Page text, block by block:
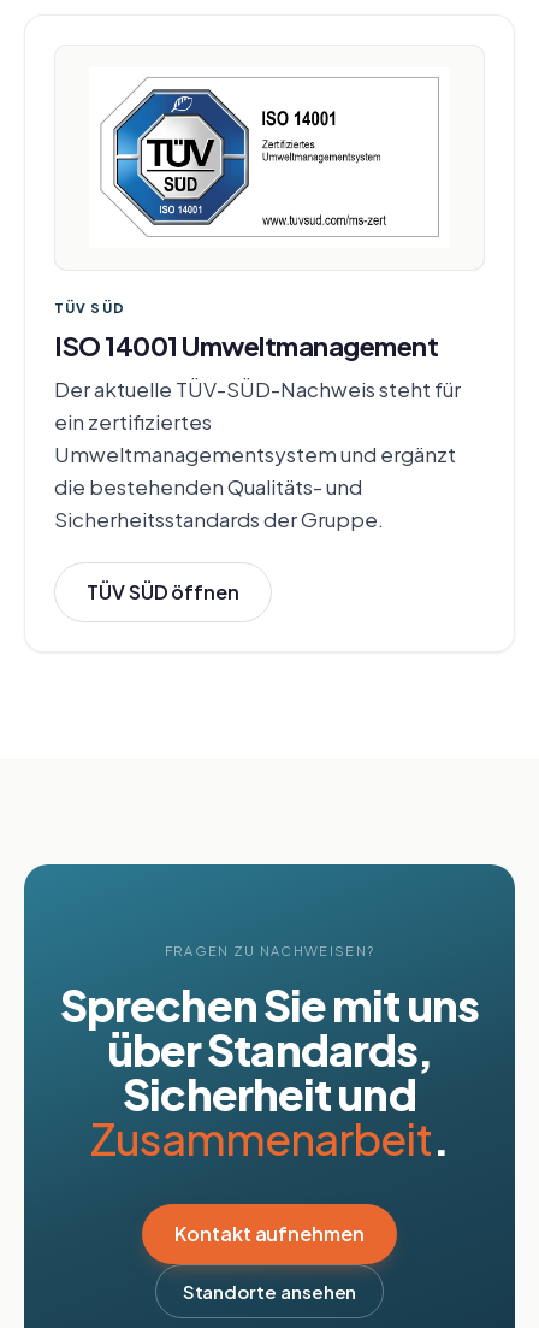
TÜV SÜD
ISO 14001 Umweltmanagement
Der aktuelle TÜV-SÜD-Nachweis steht für
ein zertifiziertes
Umweltmanagementsystem und ergänzt
die bestehenden Qualitäts- und
Sicherheitsstandards der Gruppe.
TÜV SÜD öffnen
FRAGEN ZU NACHWEISEN?
Sprechen Sie mit uns
über Standards,
Sicherheit und
Zusammenarbeit.
Kontakt aufnehmen
Standorte ansehen